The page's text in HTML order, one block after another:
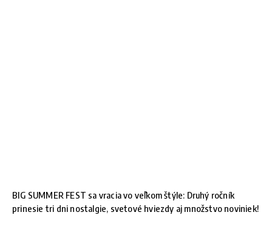
BIG SUMMER FEST sa vracia vo veľkom štýle: Druhý ročník
prinesie tri dni nostalgie, svetové hviezdy aj množstvo noviniek!